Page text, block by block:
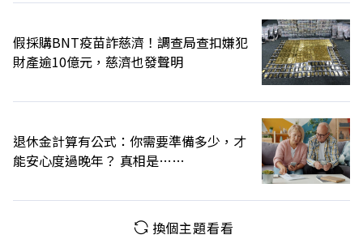
假採購BNT疫苗詐慈濟！調查局查扣嫌犯
財產逾10億元，慈濟也發聲明
退休金計算有公式：你需要準備多少，才
能安心度過晚年？ 真相是……
換個主題看看